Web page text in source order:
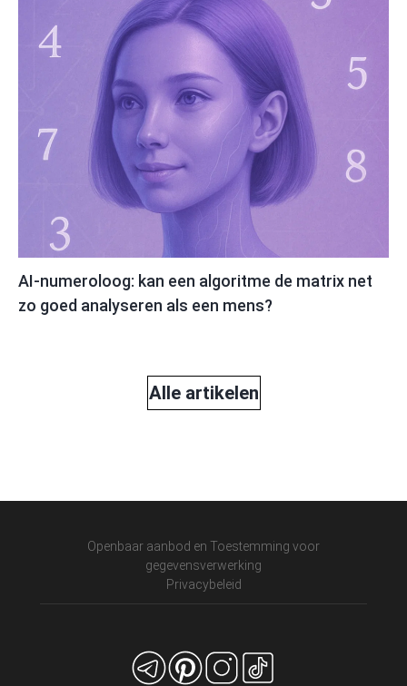
AI-numeroloog: kan een algoritme de matrix net
zo goed analyseren als een mens?
Alle artikelen
Openbaar aanbod en Toestemming voor
gegevensverwerking
Privacybeleid